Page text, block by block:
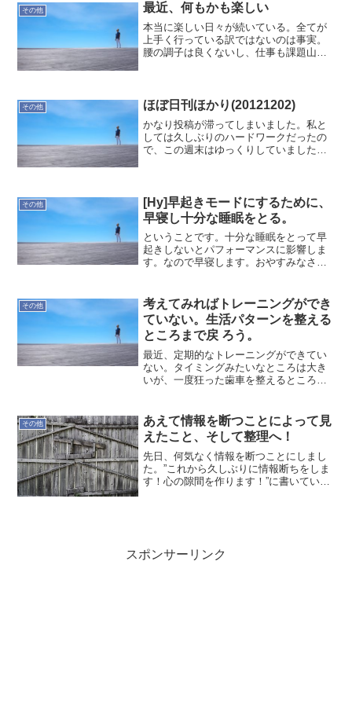
その他 最近、何もかも楽しい
本当に楽しい日々が続いている。全てが
上手く行っている訳ではないのは事実。
腰の調子は良くないし、仕事も課題山積
行こう！
その他 ほぼ日刊ほかり(20121202)
かなり投稿が滞ってしまいました。私と
しては久しぶりのハードワークだったの
で、この週末はゆっくりしていました。
多く見られる現場です。お客...
その他
[Hy]早起きモードにするために、
早寝し十分な睡眠をとる。
ということです。十分な睡眠をとって早
起きしないとパフォーマンスに影響しま
す。なので早寝します。おやすみなさ
その他
考えてみればトレーニングができ
ていない。生活パターンを整える
ところまで戻 ろう。
最近、定期的なトレーニングができてい
ない。タイミングみたいなところは大き
いが、一度狂った歯車を整えるところか
も一旦は白紙で…無理せずパターンが戻
ったら行く！
その他
あえて情報を断つことによって見
えたこと、そして整理へ！
先日、何気なく情報を断つことにしまし
た。”これから久しぶりに情報断ちをしま
す！心の隙間を作ります！”に書いていま
スポンサーリンク